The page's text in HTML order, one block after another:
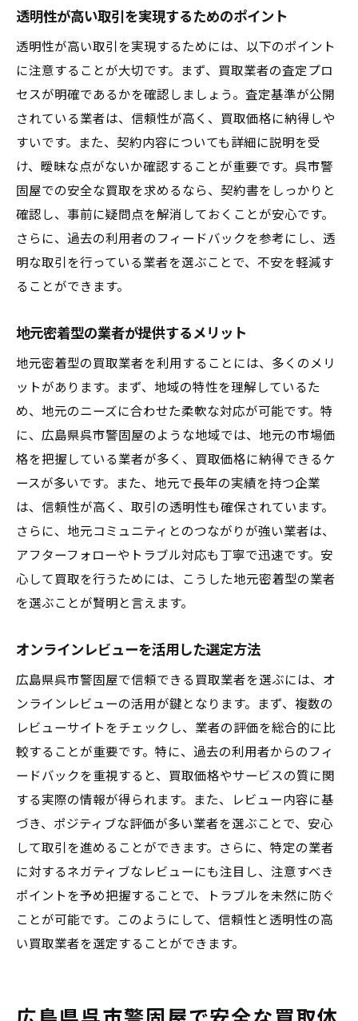
商品の価値を最大限に引き出す方法
専門家による査定を受ける際の準備
高評価を得るために心がけるべきこと
市場価値を把握し適切な価格を得る方法
査定後の交渉で失敗しないためのコツ
契約書の中で確認すべき重要ポイント
リスクを回避するための法律知識
契約内容の詳細な理解と交渉術
契約後のトラブルを防ぐための対策
契約前に相談すべき信頼できる窓口
満足度の高い買取を実現するためのステップ
取引後に感じる満足度を高めるための工夫
買取後のケアとサポートの重要性
透明性のあるコミュニケーションの確立
評価を改善するための定期的な見直し
顧客満足度を向上させるためのフィードバ
ックプロセス
透明性が高い取引を実現するためのポイント
透明性が高い取引を実現するためには、以下のポイント
に注意することが大切です。まず、買取業者の査定プロ
セスが明確であるかを確認しましょう。査定基準が公開
されている業者は、信頼性が高く、買取価格に納得しや
すいです。また、契約内容についても詳細に説明を受
け、曖昧な点がないか確認することが重要です。呉市警
固屋での安全な買取を求めるなら、契約書をしっかりと
確認し、事前に疑問点を解消しておくことが安心です。
さらに、過去の利用者のフィードバックを参考にし、透
明な取引を行っている業者を選ぶことで、不安を軽減す
ることができます。
地元密着型の業者が提供するメリット
地元密着型の買取業者を利用することには、多くのメリ
ットがあります。まず、地域の特性を理解しているた
め、地元のニーズに合わせた柔軟な対応が可能です。特
に、広島県呉市警固屋のような地域では、地元の市場価
格を把握している業者が多く、買取価格に納得できるケ
ースが多いです。また、地元で長年の実績を持つ企業
は、信頼性が高く、取引の透明性も確保されています。
さらに、地元コミュニティとのつながりが強い業者は、
アフターフォローやトラブル対応も丁寧で迅速です。安
心して買取を行うためには、こうした地元密着型の業者
を選ぶことが賢明と言えます。
オンラインレビューを活用した選定方法
広島県呉市警固屋で信頼できる買取業者を選ぶには、オ
ンラインレビューの活用が鍵となります。まず、複数の
レビューサイトをチェックし、業者の評価を総合的に比
較することが重要です。特に、過去の利用者からのフィ
ードバックを重視すると、買取価格やサービスの質に関
する実際の情報が得られます。また、レビュー内容に基
づき、ポジティブな評価が多い業者を選ぶことで、安心
して取引を進めることができます。さらに、特定の業者
に対するネガティブなレビューにも注目し、注意すべき
ポイントを予め把握することで、トラブルを未然に防ぐ
ことが可能です。このようにして、信頼性と透明性の高
い買取業者を選定することができます。